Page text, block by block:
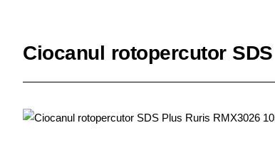
Ciocanul rotopercutor